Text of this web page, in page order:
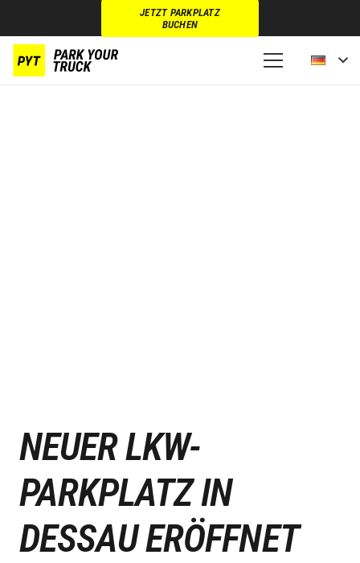
JETZT PARKPLATZ
BUCHEN
NEUER LKW-
PARKPLATZ IN
DESSAU ERÖFFNET